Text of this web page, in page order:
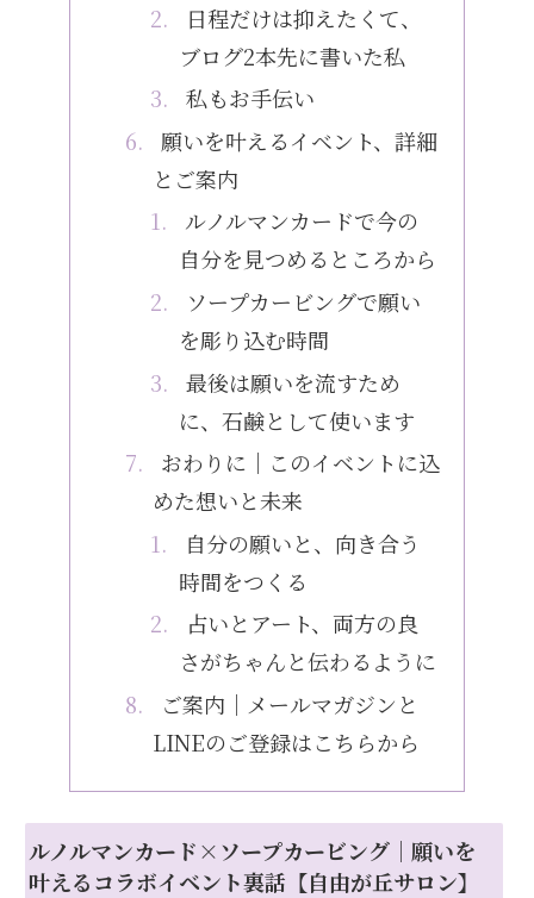
日程だけは抑えたくて、
ブログ2本先に書いた私
私もお手伝い
願いを叶えるイベント、詳細
とご案内
ルノルマンカードで今の
自分を見つめるところから
ソープカービングで願い
を彫り込む時間
最後は願いを流すため
に、石鹸として使います
おわりに｜このイベントに込
めた想いと未来
自分の願いと、向き合う
時間をつくる
占いとアート、両方の良
さがちゃんと伝わるように
ご案内｜メールマガジンと
LINEのご登録はこちらから
ルノルマンカード×ソープカービング｜願いを
叶えるコラボイベント裏話【自由が丘サロン】